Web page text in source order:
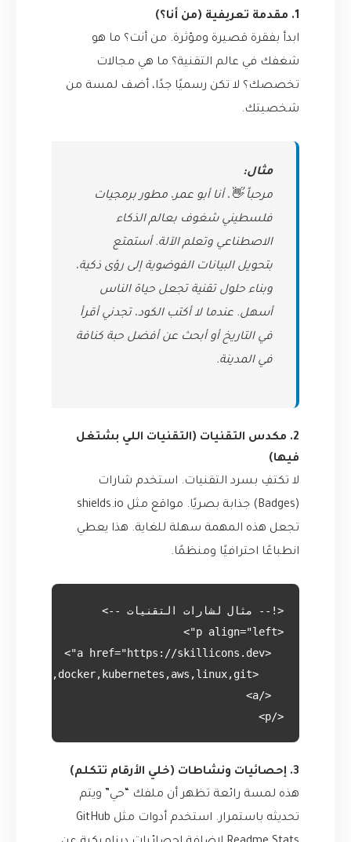
1. مقدمة تعريفية (من أنا؟)
ابدأ بفقرة قصيرة ومؤثرة. من أنت؟ ما هو
شغفك في عالم التقنية؟ ما هي مجالات
تخصصك؟ لا تكن رسميًا جدًا، أضف لمسة من
شخصيتك.
مثال:
مرحباً 👋، أنا أبو عمر، مطور برمجيات
فلسطيني شغوف بعالم الذكاء
الاصطناعي وتعلم الآلة. أستمتع
بتحويل البيانات الفوضوية إلى رؤى ذكية،
وبناء حلول تقنية تجعل حياة الناس
أسهل. عندما لا أكتب الكود، تجدني أقرأ
في التاريخ أو أبحث عن أفضل حبة كنافة
في المدينة.
2. مكدس التقنيات (التقنيات اللي بشتغل
فيها)
لا تكتفِ بسرد التقنيات. استخدم شارات
(Badges) جذابة بصريًا. مواقع مثل
shields.io
تجعل هذه المهمة سهلة للغاية. هذا يعطي
انطباعًا احترافيًا ومنظمًا.
</p>
3. إحصائيات ونشاطات (خلي الأرقام تتكلم)
هذه لمسة رائعة تظهر أن ملفك “حي” ويتم
تحديثه باستمرار. استخدم أدوات مثل GitHub